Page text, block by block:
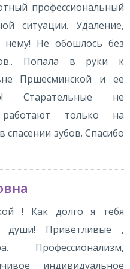
профессиональный
ситуации. Удаление,
Не обошлось без
Попала в руки к
Пршесминской и ее
Старательные не
работают только на
зубов. Спасибо
! Как долго я тебя
души! Приветливые ,
Профессионализм,
индивидуальное